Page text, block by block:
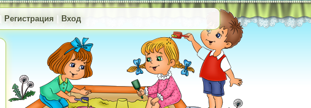
Регистрация Вход